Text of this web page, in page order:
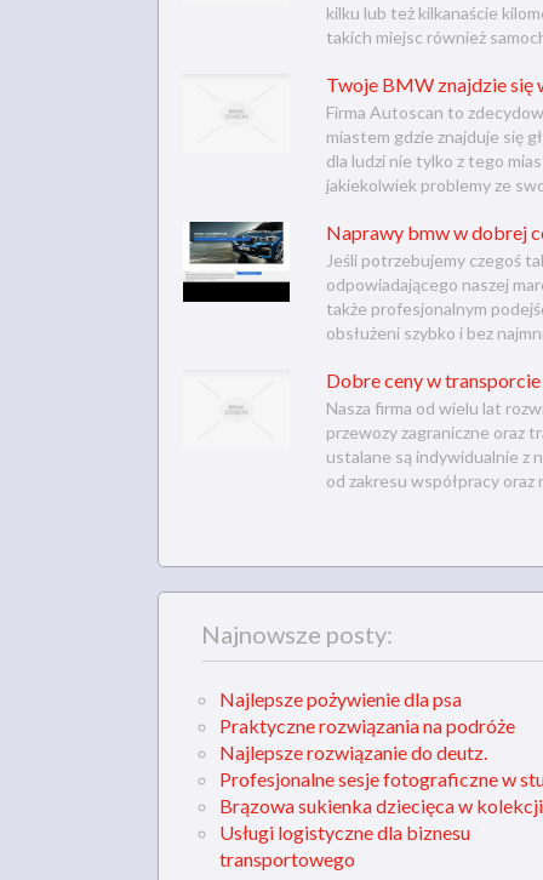
kilku lub też kilkanaście
takich miejsc również
Twoje BMW znajdzie się
Firma Autoscan to
miastem gdzie znajduje się
dla ludzi nie tylko z tego
jakiekolwiek problemy ze
Naprawy bmw w dobrej
Jeśli potrzebujemy czegoś
odpowiadającego naszej
także profesjonalnym
obsłużeni szybko i bez
Dobre ceny w
Nasza firma od wielu lat
przewozy zagraniczne oraz
ustalane są indywidualnie z
od zakresu współpracy
Najnowsze posty:
Najlepsze pożywienie dla psa
Praktyczne rozwiązania na podróże
Najlepsze rozwiązanie do deutz.
Profesjonalne sesje fotograficzne w
Brązowa sukienka dziecięca w
Usługi logistyczne dla biznesu
transportowego